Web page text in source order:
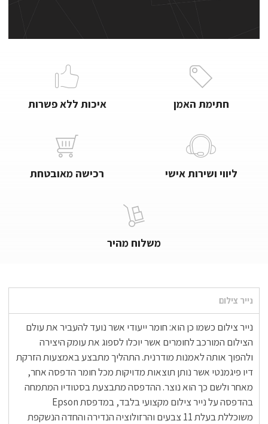
חתימת האמן איכות ללא פשרות
ליווי ושירות אישי רכישה מאובטחת
משלוח מהיר
נייר צילום
נייר צילום כשמו כן הוא: חומר ייעודי אשר נועד להעביר את עולם
הצילום המורכב לחומרים אשר יוכלו לספוג את עומק היצירה
ולהפוך אותה לאמנות מודרנית. התהליך מתבצע באמצעות הזרקת
דיו פיגמנטי אשר נותן תוצאות מדויקות מכל חומר הדפסה אחר,
מאחר ולשם כך הוא נוצר. ההדפסה מתבצעת בסטודיו המתמחה
בהדפסה על נייר צילום מקצועי בלבד, במדפסת Epson
משוכללת בעלת 11 צבעים והרזולוציה הנדירה והחדה הנשקפת